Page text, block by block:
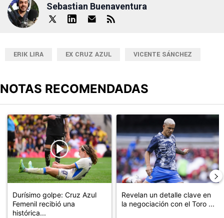
Sebastian Buenaventura
ERIK LIRA EX CRUZ AZUL VICENTE SÁNCHEZ
NOTAS RECOMENDADAS
Un artículo de tendencia con el título "Durísimo golpe: Cruz Azul
Durísimo golpe: Cruz Azul
Femenil recibió una
histórica...
Un artículo de tendencia con
Revelan un detalle clave en
la negociación con el Toro ...